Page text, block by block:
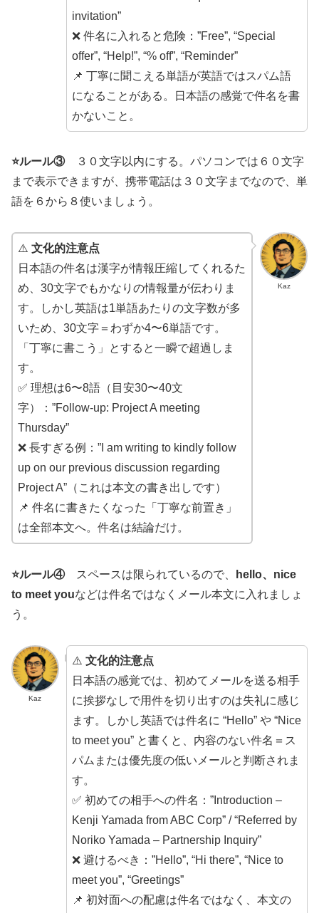
invitation”
❌ 件名に入れると危険：”Free”, “Special
offer”, “Help!”, “% off”, “Reminder”
📌 丁寧に聞こえる単語が英語ではスパム語
になることがある。日本語の感覚で件名を書
かないこと。
⭐️ルール③
３０文字以内にする。パソコンでは６０文字
まで表示できますが、携帯電話は３０文字までなので、単
語を６から８使いましょう。
Kaz
⚠️ 文化的注意点
日本語の件名は漢字が情報圧縮してくれるた
め、30文字でもかなりの情報量が伝わりま
す。しかし英語は1単語あたりの文字数が多
いため、30文字＝わずか4〜6単語です。
「丁寧に書こう」とすると一瞬で超過しま
す。
✅ 理想は6〜8語（目安30〜40文
字）：”Follow-up: Project A meeting
Thursday”
❌ 長すぎる例：”I am writing to kindly follow
up on our previous discussion regarding
Project A”（これは本文の書き出しです）
📌 件名に書きたくなった「丁寧な前置き」
は全部本文へ。件名は結論だけ。
⭐️ルール④ スペースは限られているので、
hello、nice
to meet youなどは件名ではなくメール本文に入れましょ
う。
Kaz
⚠️ 文化的注意点
日本語の感覚では、初めてメールを送る相手
に挨拶なしで用件を切り出すのは失礼に感じ
ます。しかし英語では件名に “Hello” や “Nice
to meet you” と書くと、内容のない件名＝ス
パムまたは優先度の低いメールと判断されま
す。
✅ 初めての相手への件名：”Introduction –
Kenji Yamada from ABC Corp” / “Referred by
Noriko Yamada – Partnership Inquiry”
❌ 避けるべき：”Hello”, “Hi there”, “Nice to
meet you”, “Greetings”
📌 初対面への配慮は件名ではなく、本文の